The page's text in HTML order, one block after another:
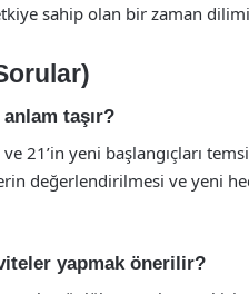
sahip olan bir zaman
taşır?
21’in yeni başlangıçları
değerlendirilmesi ve yeni
yapmak önerilir?